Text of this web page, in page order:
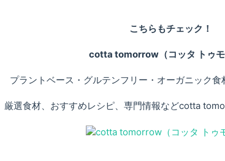
こちらもチェック！
cotta tomorrow（コッタ トゥモ
プラントベース・グルテンフリー・オーガニック食
厳選食材、おすすめレシピ、専門情報などcotta